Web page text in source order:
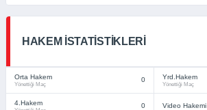
HAKEM İSTATISTIKLERI
Orta Hakem
Yönettiği Maç
0 Yrd.Hakem
Yönettiği Maç
4.Hakem 0 Video Hakemi